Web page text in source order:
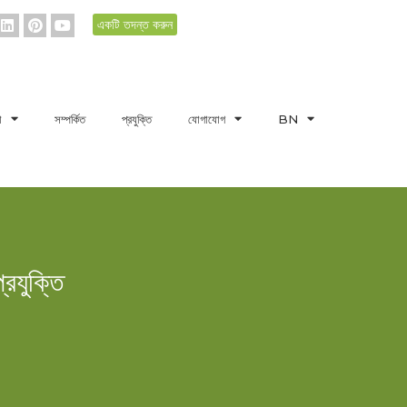
একটি তদন্ত করুন
সম্পর্কিত প্রযুক্তি যোগাযোগ BN